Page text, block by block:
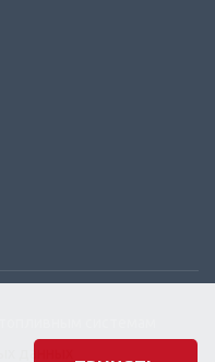
системам
данных